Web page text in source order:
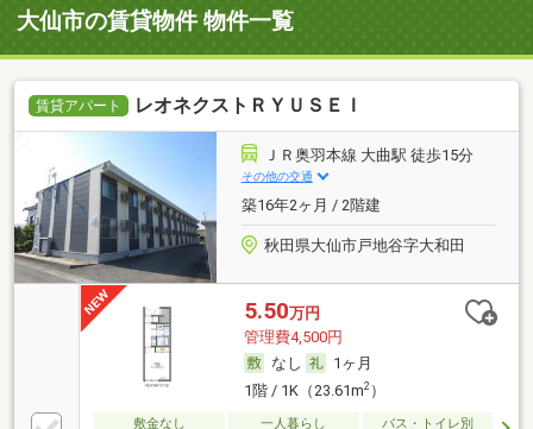
大仙市の賃貸物件 物件一覧
賃貸アパート レオネクストＲＹＵＳＥＩ
ＪＲ奥羽本線 大曲駅 徒歩15分
その他の交通
築16年2ヶ月 / 2階建
秋田県大仙市戸地谷字大和田
5.50万円
管理費4,500円
なし
1ヶ月
1階 / 1K（23.61m2）
敷金なし 一人暮らし バス・トイレ別